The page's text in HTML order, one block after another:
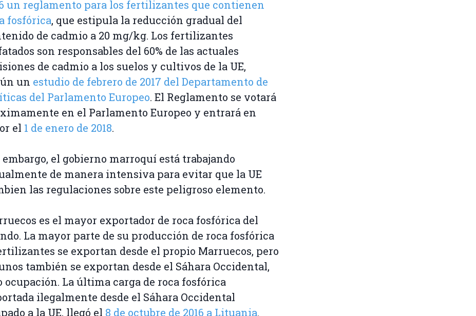
un reglamento para los fertilizantes que contienen
fosfórica, que estipula la reducción gradual del
de cadmio a 20 mg/kg. Los fertilizantes
son responsables del 60% de las actuales
de cadmio a los suelos y cultivos de la UE,
un estudio de febrero de 2017 del Departamento de
del Parlamento Europeo. El Reglamento se votará
en el Parlamento Europeo y entrará en
el 1 de enero de 2018.
embargo, el gobierno marroquí está trabajando
de manera intensiva para evitar que la UE
las regulaciones sobre este peligroso elemento.
es el mayor exportador de roca fosfórica del
La mayor parte de su producción de roca fosfórica
se exportan desde el propio Marruecos, pero
también se exportan desde el Sáhara Occidental,
ocupación. La última carga de roca fosfórica
ilegalmente desde el Sáhara Occidental
a la UE, llegó el 8 de octubre de 2016 a Lituania.